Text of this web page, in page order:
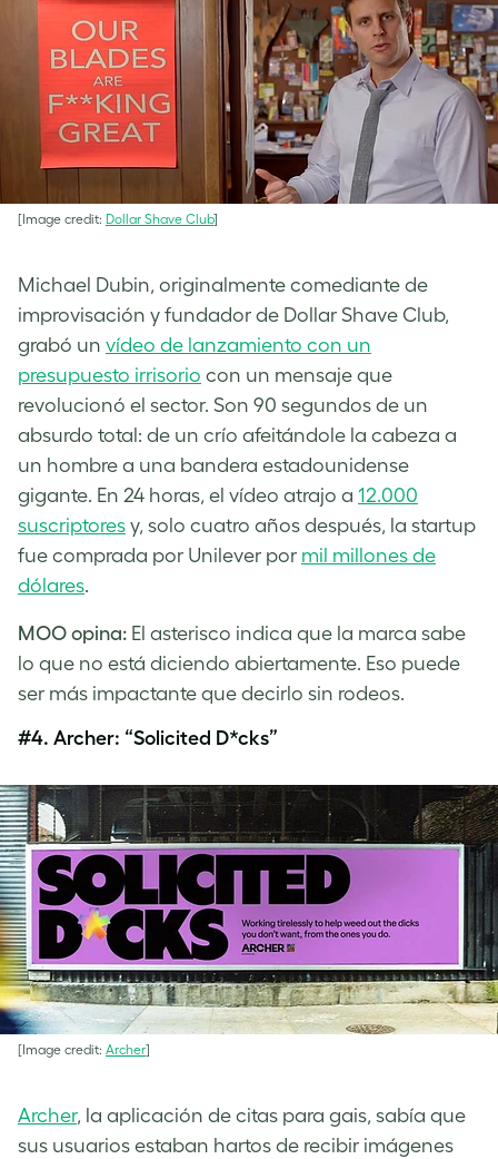
[Image credit: Dollar Shave Club]
Michael Dubin, originalmente comediante de
improvisación y fundador de Dollar Shave Club,
grabó un vídeo de lanzamiento con un
presupuesto irrisorio con un mensaje que
revolucionó el sector. Son 90 segundos de un
absurdo total: de un crío afeitándole la cabeza a
un hombre a una bandera estadounidense
gigante. En 24 horas, el vídeo atrajo a 12.000
suscriptores y, solo cuatro años después, la startup
fue comprada por Unilever por mil millones de
dólares.
MOO opina: El asterisco indica que la marca sabe
lo que no está diciendo abiertamente. Eso puede
ser más impactante que decirlo sin rodeos.
#4. Archer: “Solicited D*cks”
[Image credit: Archer]
Archer, la aplicación de citas para gais, sabía que
sus usuarios estaban hartos de recibir imágenes